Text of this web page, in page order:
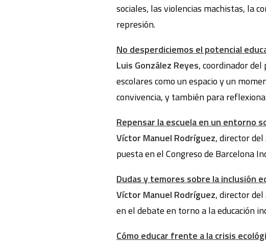
sociales, las violencias machistas, la
represión.
No desperdiciemos el potencial
Luis González Reyes, coordinador del
escolares como un espacio y un
convivencia, y también para
Repensar la escuela en un entorno
Víctor Manuel Rodríguez, director del
puesta en el Congreso de Barcelona
Dudas y temores sobre la inclusión
Víctor Manuel Rodríguez, director del
en el debate en torno a la educación
Cómo educar frente a la crisis